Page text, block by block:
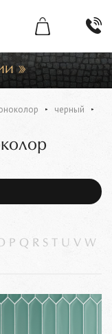
черный
P Q R S U V W